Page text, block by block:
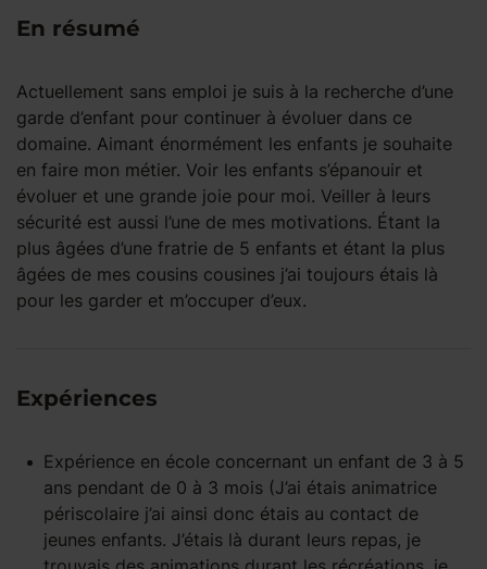
En résumé
Actuellement sans emploi je suis à la recherche d’une
garde d’enfant pour continuer à évoluer dans ce
domaine. Aimant énormément les enfants je souhaite
en faire mon métier. Voir les enfants s’épanouir et
évoluer et une grande joie pour moi. Veiller à leurs
sécurité est aussi l’une de mes motivations. Étant la
plus âgées d’une fratrie de 5 enfants et étant la plus
âgées de mes cousins cousines j’ai toujours étais là
pour les garder et m’occuper d’eux.
Expériences
Expérience en école concernant un enfant de 3 à 5
ans pendant de 0 à 3 mois (J’ai étais animatrice
périscolaire j’ai ainsi donc étais au contact de
jeunes enfants. J’étais là durant leurs repas, je